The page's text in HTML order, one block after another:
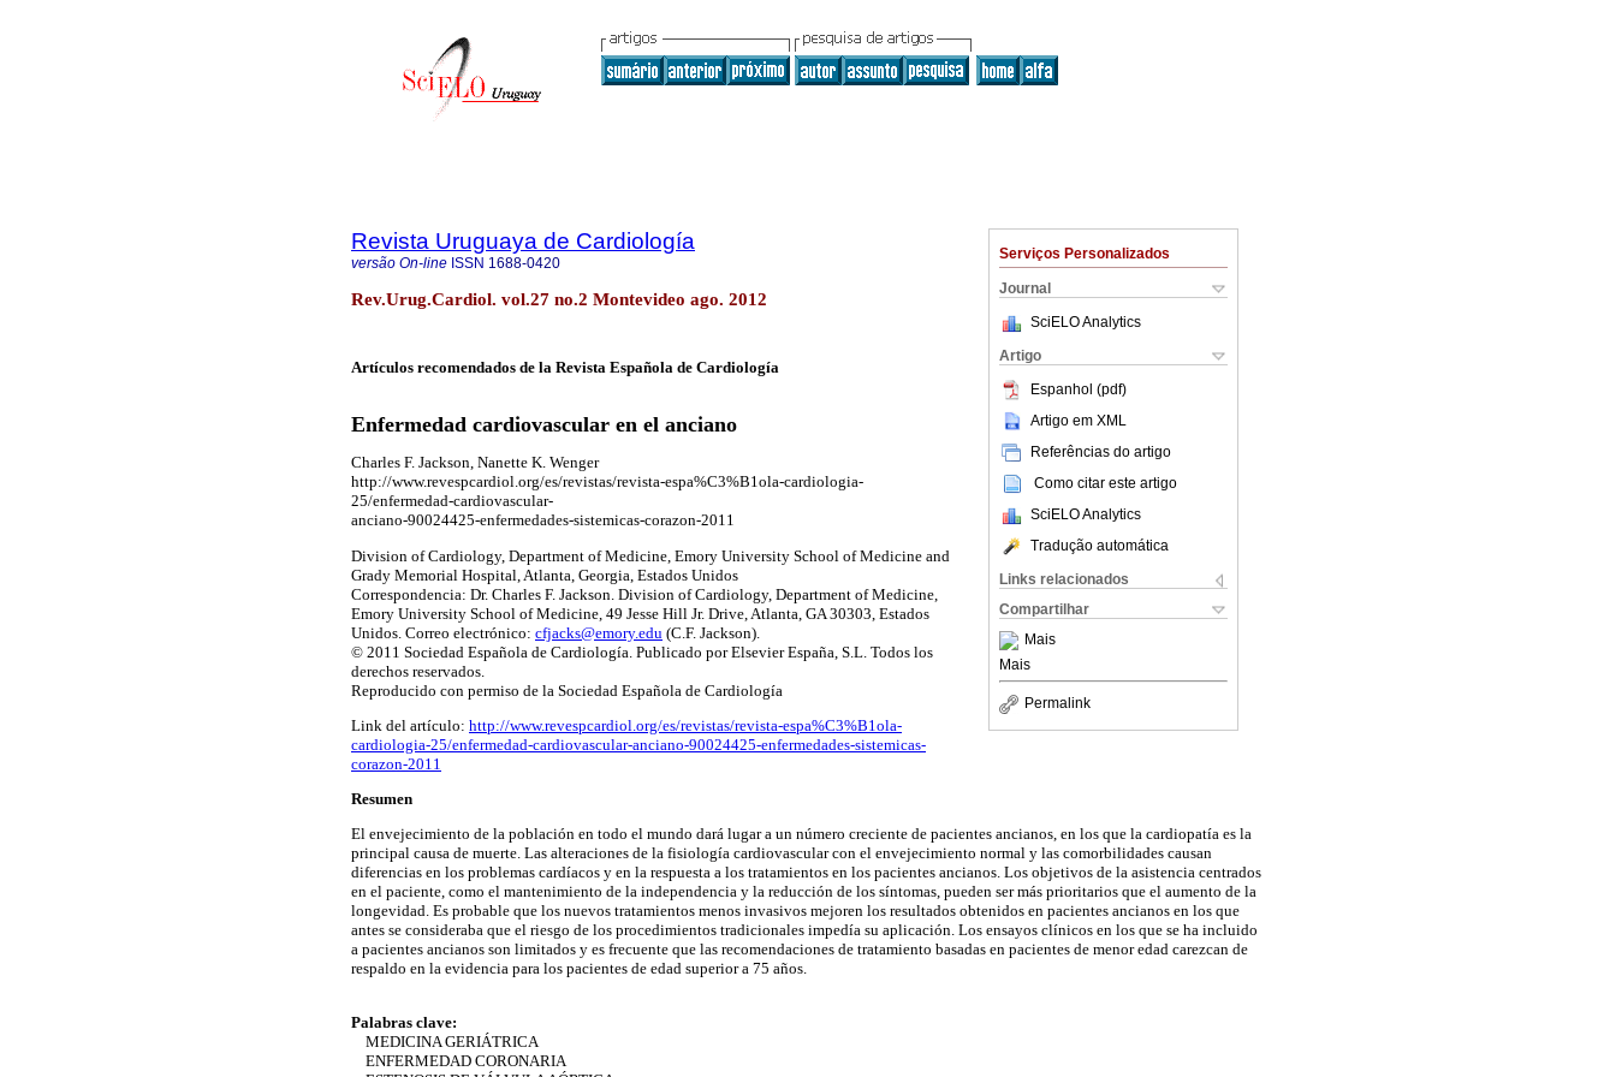
Serviços Personalizados
Journal
SciELO Analytics
Artigo
Espanhol (pdf)
Artigo em XML
Referências do artigo
Como citar este artigo
SciELO Analytics
Tradução automática
Links relacionados
Compartilhar
Mais
Mais
Permalink
Revista Uruguaya de Cardiología
versão On-line ISSN 1688-0420
Rev.Urug.Cardiol. vol.27 no.2 Montevideo ago. 2012
Artículos recomendados de la Revista Española de Cardiología
Enfermedad cardiovascular en el anciano
Charles F. Jackson, Nanette K. Wenger
http://www.revespcardiol.org/es/revistas/revista-espa%C3%B1ola-cardiologia-
25/enfermedad-cardiovascular-
anciano-90024425-enfermedades-sistemicas-corazon-2011
Division of Cardiology, Department of Medicine, Emory University School of Medicine and
Grady Memorial Hospital, Atlanta, Georgia, Estados Unidos
Correspondencia: Dr. Charles F. Jackson. Division of Cardiology, Department of Medicine,
Emory University School of Medicine, 49 Jesse Hill Jr. Drive, Atlanta, GA 30303, Estados
Unidos. Correo electrónico: cfjacks@emory.edu (C.F. Jackson).
© 2011 Sociedad Española de Cardiología. Publicado por Elsevier España, S.L. Todos los
derechos reservados.
Reproducido con permiso de la Sociedad Española de Cardiología
Link del artículo: http://www.revespcardiol.org/es/revistas/revista-espa%C3%B1ola-
cardiologia-25/enfermedad-cardiovascular-anciano-90024425-enfermedades-sistemicas-
corazon-2011
Resumen
El envejecimiento de la población en todo el mundo dará lugar a un número creciente de pacientes ancianos, en los que la cardiopatía es la
principal causa de muerte. Las alteraciones de la fisiología cardiovascular con el envejecimiento normal y las comorbilidades causan
diferencias en los problemas cardíacos y en la respuesta a los tratamientos en los pacientes ancianos. Los objetivos de la asistencia centrados
en el paciente, como el mantenimiento de la independencia y la reducción de los síntomas, pueden ser más prioritarios que el aumento de la
longevidad. Es probable que los nuevos tratamientos menos invasivos mejoren los resultados obtenidos en pacientes ancianos en los que
antes se consideraba que el riesgo de los procedimientos tradicionales impedía su aplicación. Los ensayos clínicos en los que se ha incluido
a pacientes ancianos son limitados y es frecuente que las recomendaciones de tratamiento basadas en pacientes de menor edad carezcan de
respaldo en la evidencia para los pacientes de edad superior a 75 años.
Palabras clave:
MEDICINA GERIÁTRICA
ENFERMEDAD CORONARIA